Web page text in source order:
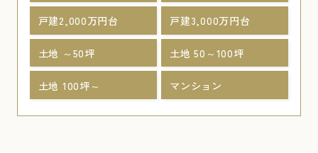
戸建2,000万円台 戸建3,000万円台
土地 ～50坪 土地 50～100坪
土地 100坪～ マンション